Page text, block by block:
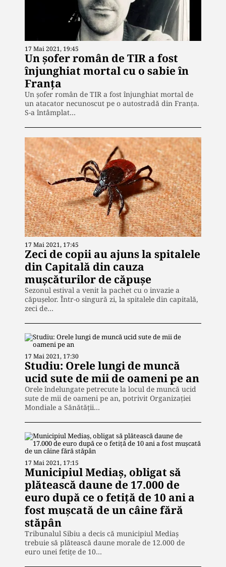
17 Mai 2021, 19:45
Un șofer român de TIR a fost
înjunghiat mortal cu o sabie în
Franța
Un șofer român de TIR a fost înjunghiat mortal de
un atacator necunoscut pe o autostradă din Franța.
S-a întâmplat…
17 Mai 2021, 17:45
Zeci de copii au ajuns la spitalele
din Capitală din cauza
mușcăturilor de căpușe
Sezonul estival a venit la pachet cu o invazie a
căpușelor. Într-o singură zi, la spitalele din capitală,
zeci de…
17 Mai 2021, 17:30
Studiu: Orele lungi de muncă
ucid sute de mii de oameni pe an
Orele îndelungate petrecute la locul de muncă ucid
sute de mii de oameni pe an, potrivit Organizației
Mondiale a Sănătății…
17 Mai 2021, 17:15
Municipiul Mediaș, obligat să
plătească daune de 17.000 de
euro după ce o fetiță de 10 ani a
fost muşcată de un câine fără
stăpân
Tribunalul Sibiu a decis că municipiul Mediaş
trebuie să plătească daune morale de 12.000 de
euro unei fetiţe de 10…